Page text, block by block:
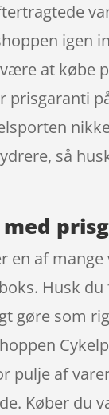
igen
at
så
en af
Husk
gøre som
pulje af
Køber du